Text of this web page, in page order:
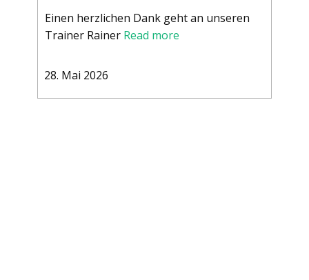
Einen herzlichen Dank geht an unseren
Trainer Rainer Read more
28. Mai 2026